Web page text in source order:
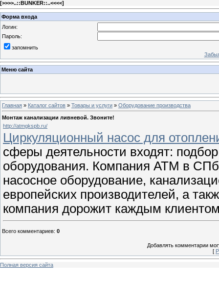
[>>>>..::BUNKER::..<<<<]
Форма входа
Логин:
Пароль:
запомнить
Меню сайта
Главная » Каталог сайтов » Товары и услуги » Оборудование производства
Монтаж канализации ливневой. Звоните!
http://atmgkspb.ru/
Циркуляционный насос для
сферы деятельности входят:
оборудования. Компания АТМ в
насосное оборудование,
европейских производителей, а
компания дорожит каждым
Всего комментариев: 0
Добавлять комментарии
[
Полная версия сайта